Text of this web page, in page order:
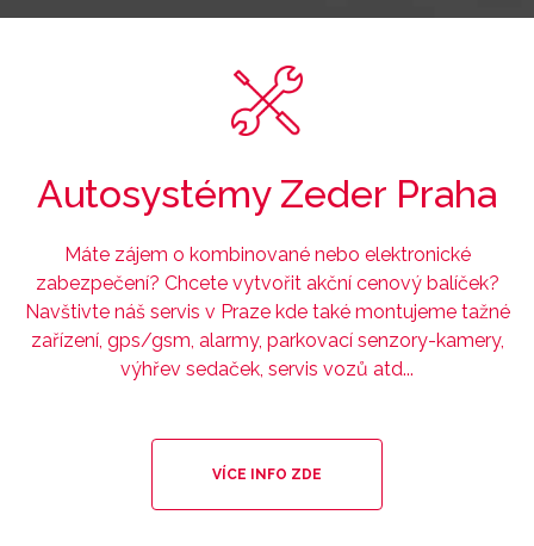
Autosystémy Zeder Praha
Máte zájem o kombinované nebo elektronické
zabezpečení? Chcete vytvořit akční cenový balíček?
Navštivte náš servis v Praze kde také montujeme tažné
zařízení, gps/gsm, alarmy, parkovací senzory-kamery,
výhřev sedaček, servis vozů atd...
VÍCE INFO ZDE